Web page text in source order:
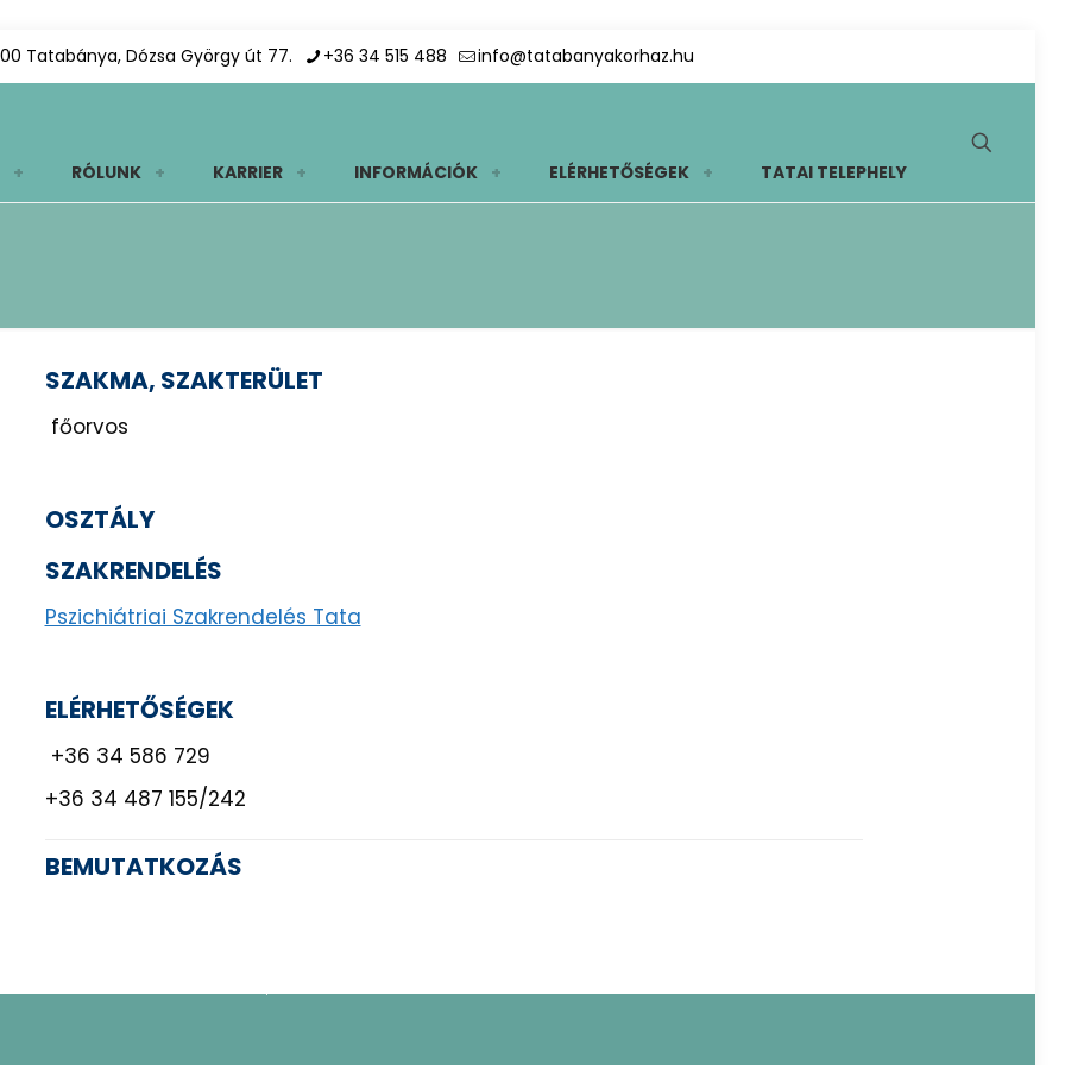
Tatabánya, Dózsa György út 77. +36 34 515 488 info@tatabanyakorhaz.hu
RÓLUNK KARRIER INFORMÁCIÓK ELÉRHETŐSÉGEK TATAI TELEPHELY
SZAKMA, SZAKTERÜLET
főorvos
OSZTÁLY
SZAKRENDELÉS
Pszichiátriai Szakrendelés Tata
ELÉRHETŐSÉGEK
+36 34 586 729
+36 34 487 155/242
BEMUTATKOZÁS